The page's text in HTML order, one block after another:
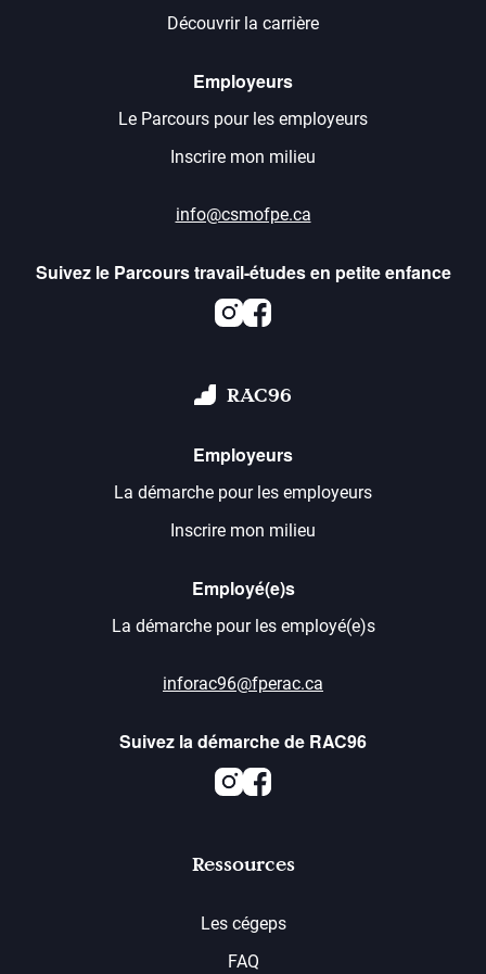
Découvrir la carrière
Employeurs
Le Parcours pour les employeurs
Inscrire mon milieu
info@csmofpe.ca
Suivez le Parcours travail-études en petite enfance
Instagram
Facebook
RAC96
Employeurs
La démarche pour les employeurs
Inscrire mon milieu
Employé(e)s
La démarche pour les employé(e)s
inforac96@fperac.ca
Suivez la démarche de RAC96
Instagram
Facebook
Ressources
Les cégeps
FAQ